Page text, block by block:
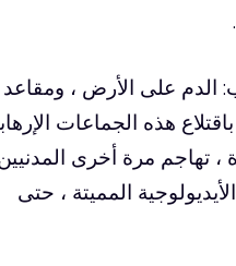
الدم على الأرض ، ومقاعد
هذه الجماعات
، تهاجم مرة أخرى
المميتة ، حتى